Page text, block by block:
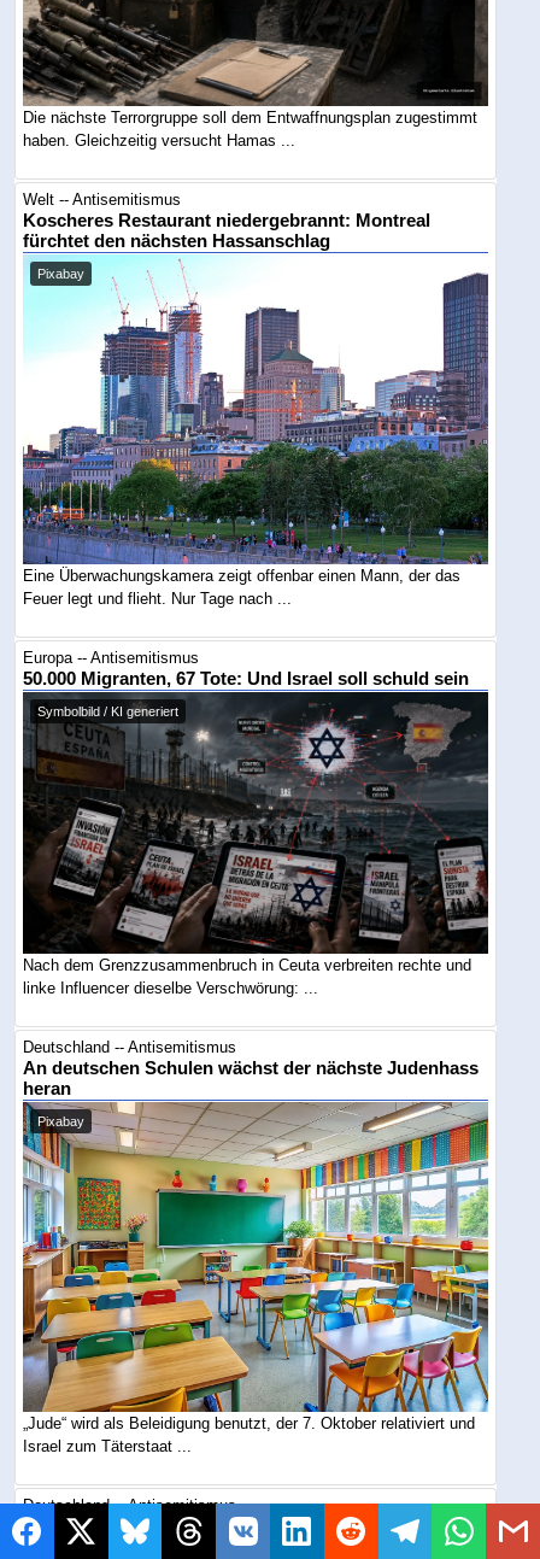
Die nächste Terrorgruppe soll dem Entwaffnungsplan zugestimmt
haben. Gleichzeitig versucht Hamas ...
Welt -- Antisemitismus
Koscheres Restaurant niedergebrannt: Montreal
fürchtet den nächsten Hassanschlag
Pixabay
Eine Überwachungskamera zeigt offenbar einen Mann, der das
Feuer legt und flieht. Nur Tage nach ...
Europa -- Antisemitismus
50.000 Migranten, 67 Tote: Und Israel soll schuld sein
Symbolbild / KI generiert
Nach dem Grenzzusammenbruch in Ceuta verbreiten rechte und
linke Influencer dieselbe Verschwörung: ...
Deutschland -- Antisemitismus
An deutschen Schulen wächst der nächste Judenhass
heran
Pixabay
„Jude“ wird als Beleidigung benutzt, der 7. Oktober relativiert und
Israel zum Täterstaat ...
Deutschland -- Antisemitismus
Nach Terrorparolen: Frankfurt ruft zur
Großdemonstration gegen Judenhass